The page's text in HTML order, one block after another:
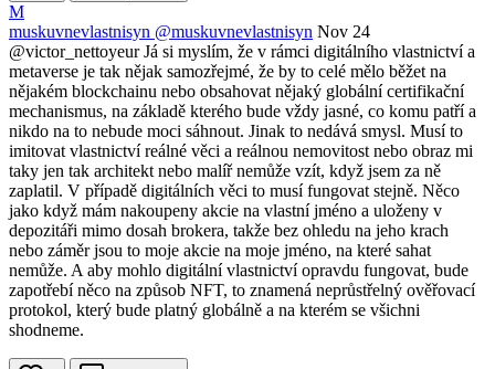
M
muskuvnevlastnisyn @muskuvnevlastnisyn Nov 24
@victor_nettoyeurJá si myslím, že v rámci digitálního vlastnictví a
metaverse je tak nějak samozřejmé, že by to celé mělo běžet na
nějakém blockchainu nebo obsahovat nějaký globální certifikační
mechanismus, na základě kterého bude vždy jasné, co komu patří a
nikdo na to nebude moci sáhnout. Jinak to nedává smysl. Musí to
imitovat vlastnictví reálné věci a reálnou nemovitost nebo obraz mi
taky jen tak architekt nebo malíř nemůže vzít, když jsem za ně
zaplatil. V případě digitálních věci to musí fungovat stejně. Něco
jako když mám nakoupeny akcie na vlastní jméno a uloženy v
depozitáři mimo dosah brokera, takže bez ohledu na jeho krach
nebo záměr jsou to moje akcie na moje jméno, na které sahat
nemůže. A aby mohlo digitální vlastnictví opravdu fungovat, bude
zapotřebí něco na způsob NFT, to znamená neprůstřelný ověřovací
protokol, který bude platný globálně a na kterém se všichni
shodneme.